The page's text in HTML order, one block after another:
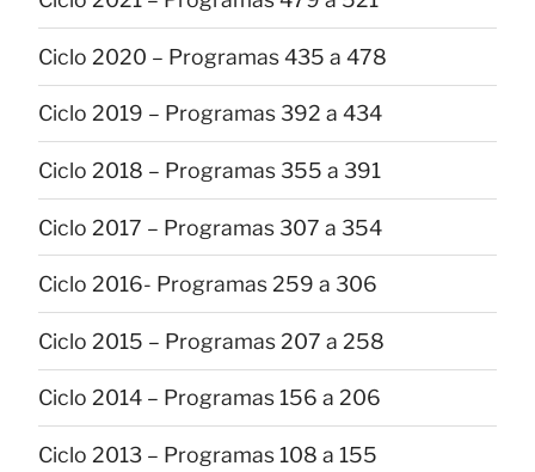
Ciclo 2020 – Programas 435 a 478
Ciclo 2019 – Programas 392 a 434
Ciclo 2018 – Programas 355 a 391
Ciclo 2017 – Programas 307 a 354
Ciclo 2016- Programas 259 a 306
Ciclo 2015 – Programas 207 a 258
Ciclo 2014 – Programas 156 a 206
Ciclo 2013 – Programas 108 a 155